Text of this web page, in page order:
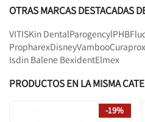
OTRAS MARCAS DESTACADAS
VITISKin DentalParogencylPHB
PropharexDisneyVambooCuraprox
Isdin Balene BexidentElmex
PRODUCTOS EN LA MISMA
-19%